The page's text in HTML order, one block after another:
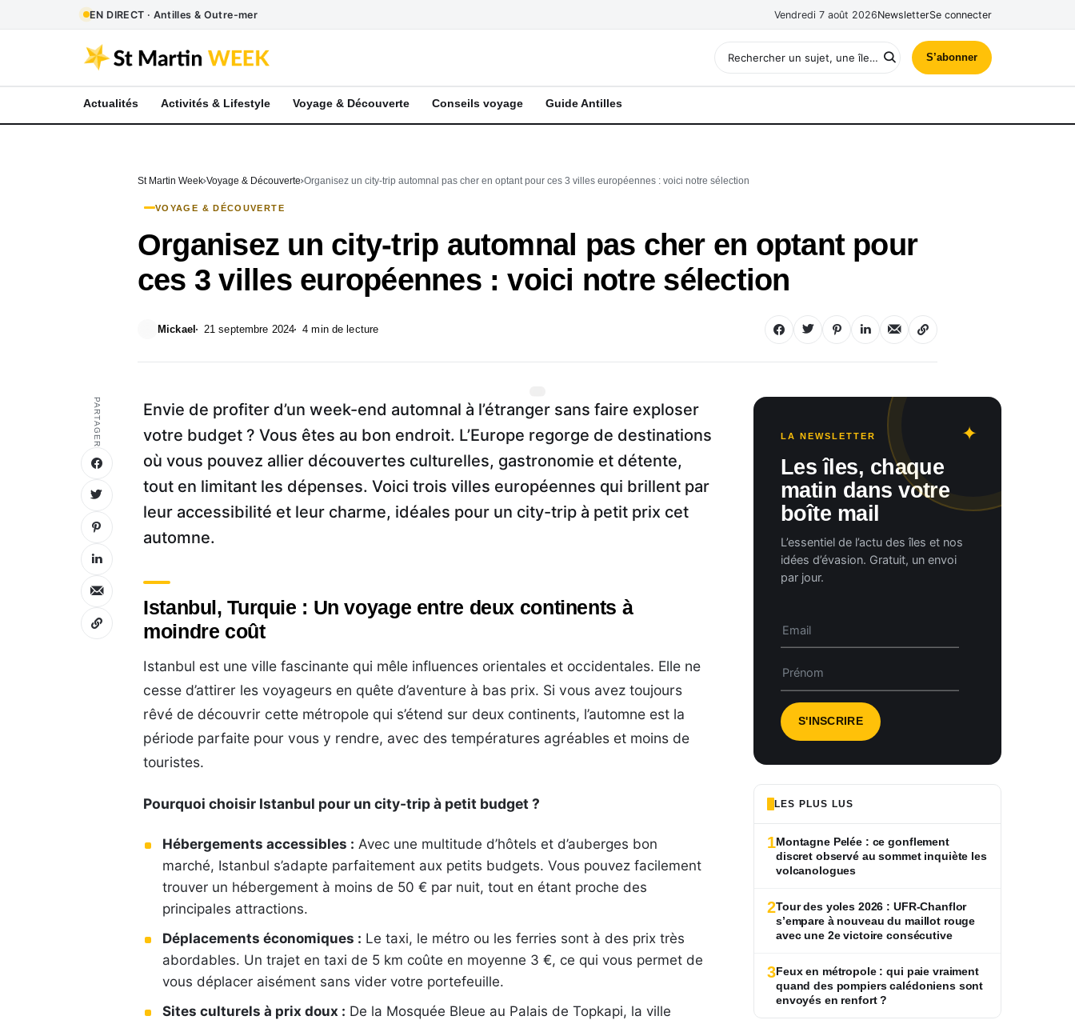
EN DIRECT · Antilles & Outre-mer Vendredi 7 août 2026NewsletterSe connecter
S’abonner
Actualités Activités & Lifestyle Voyage & Découverte Conseils voyage Guide Antilles
St Martin Week Voyage & Découverte Organisez un city-trip automnal pas cher en optant pour ces 3 villes européennes : voici notre sélection
VOYAGE & DÉCOUVERTE
Organisez un city-trip automnal pas cher en optant pour
ces 3 villes européennes : voici notre sélection
Mickael 21 septembre 2024 4 min de lecture
PARTAGER
Envie de profiter d’un week-end automnal à l’étranger sans faire exploser
votre budget ? Vous êtes au bon endroit. L’Europe regorge de destinations
où vous pouvez allier découvertes culturelles, gastronomie et détente,
tout en limitant les dépenses. Voici trois villes européennes qui brillent par
leur accessibilité et leur charme, idéales pour un city-trip à petit prix cet
automne.
Istanbul, Turquie : Un voyage entre deux continents à
moindre coût
Istanbul est une ville fascinante qui mêle influences orientales et occidentales. Elle ne
cesse d’attirer les voyageurs en quête d’aventure à bas prix. Si vous avez toujours
rêvé de découvrir cette métropole qui s’étend sur deux continents, l’automne est la
période parfaite pour vous y rendre, avec des températures agréables et moins de
touristes.
Pourquoi choisir Istanbul pour un city-trip à petit budget ?
Hébergements accessibles : Avec une multitude d’hôtels et d’auberges bon
marché, Istanbul s’adapte parfaitement aux petits budgets. Vous pouvez facilement
trouver un hébergement à moins de 50 € par nuit, tout en étant proche des
principales attractions.
Déplacements économiques : Le taxi, le métro ou les ferries sont à des prix très
abordables. Un trajet en taxi de 5 km coûte en moyenne 3 €, ce qui vous permet de
vous déplacer aisément sans vider votre portefeuille.
Sites culturels à prix doux : De la Mosquée Bleue au Palais de Topkapi, la ville
LA NEWSLETTER
Les îles, chaque
matin dans votre
boîte mail
L’essentiel de l’actu des îles et nos
idées d’évasion. Gratuit, un envoi
par jour.
LES PLUS LUS
1Montagne Pelée : ce gonflement
discret observé au sommet inquiète les
volcanologues
2Tour des yoles 2026 : UFR-Chanflor
s’empare à nouveau du maillot rouge
avec une 2e victoire consécutive
3Feux en métropole : qui paie vraiment
quand des pompiers calédoniens sont
envoyés en renfort ?